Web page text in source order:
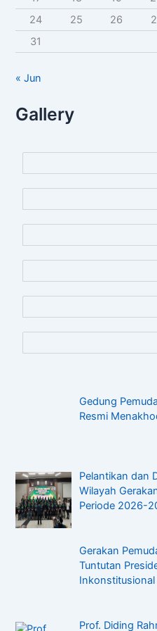
24
25 26
31
« Jun
Gallery
Gedung
Resmi
Pelantikan dan
Wilayah
Periode 2026-
Gerakan
Tuntutan
Inkonstitusional
Prof. Diding